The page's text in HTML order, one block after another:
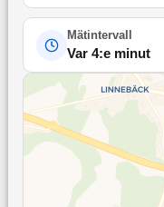
Mätintervall
Var 4:e minut